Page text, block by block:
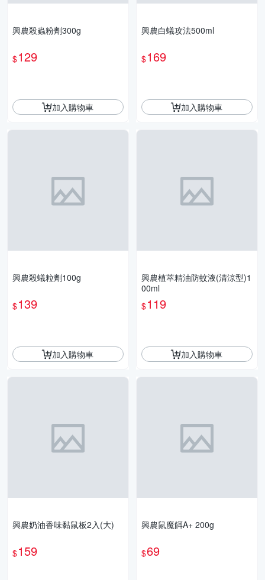
興農殺蟲粉劑300g
$129
加入購物車
興農白蟻攻法500ml
$169
加入購物車
興農殺蟻粒劑100g
$139
加入購物車
興農植萃精油防蚊液(清涼型)1
00ml
$119
加入購物車
興農奶油香味黏鼠板2入(大)
$159
興農鼠魔餌A+ 200g
$69